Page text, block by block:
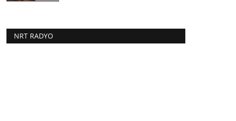
NRT RADYO